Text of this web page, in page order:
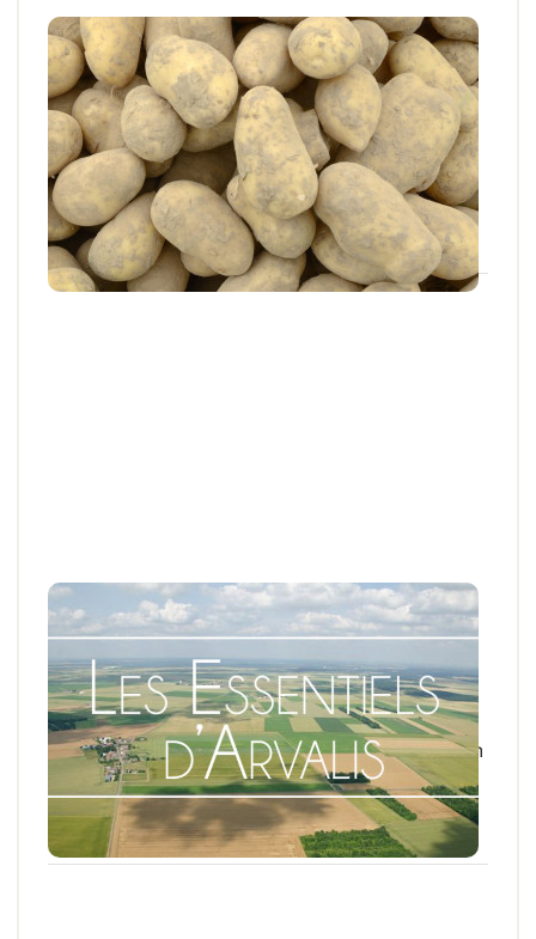
Articles et actus techniques
Pomme de terre : anticiper les
germinations précoces au stockage
Les arrachages s’achèvent avec des rendements
globalement corrects, malgré des disparités...
04 NOV. 2025
Articles et actus techniques
Conservation des pommes de terre :
quelle stratégie envisager avec les
différents produits antigerminatifs ?
La gamme de produits pour contrôler la germination
des tubercules au stockage s’est...
04 NOV. 2025